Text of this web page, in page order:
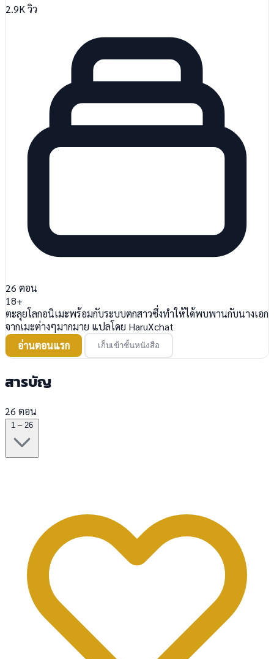
2.9K วิว
26 ตอน
18+
ตะลุยโลกอนิเมะพร้อมกับระบบตกสาวซึ่งทำให้ได้พบพานกับนางเอก
จากเมะต่างๆมากมาย แปลโดย HaruXchat
อ่านตอนแรก
เก็บเข้าชั้นหนังสือ
สารบัญ
26 ตอน
1 – 26